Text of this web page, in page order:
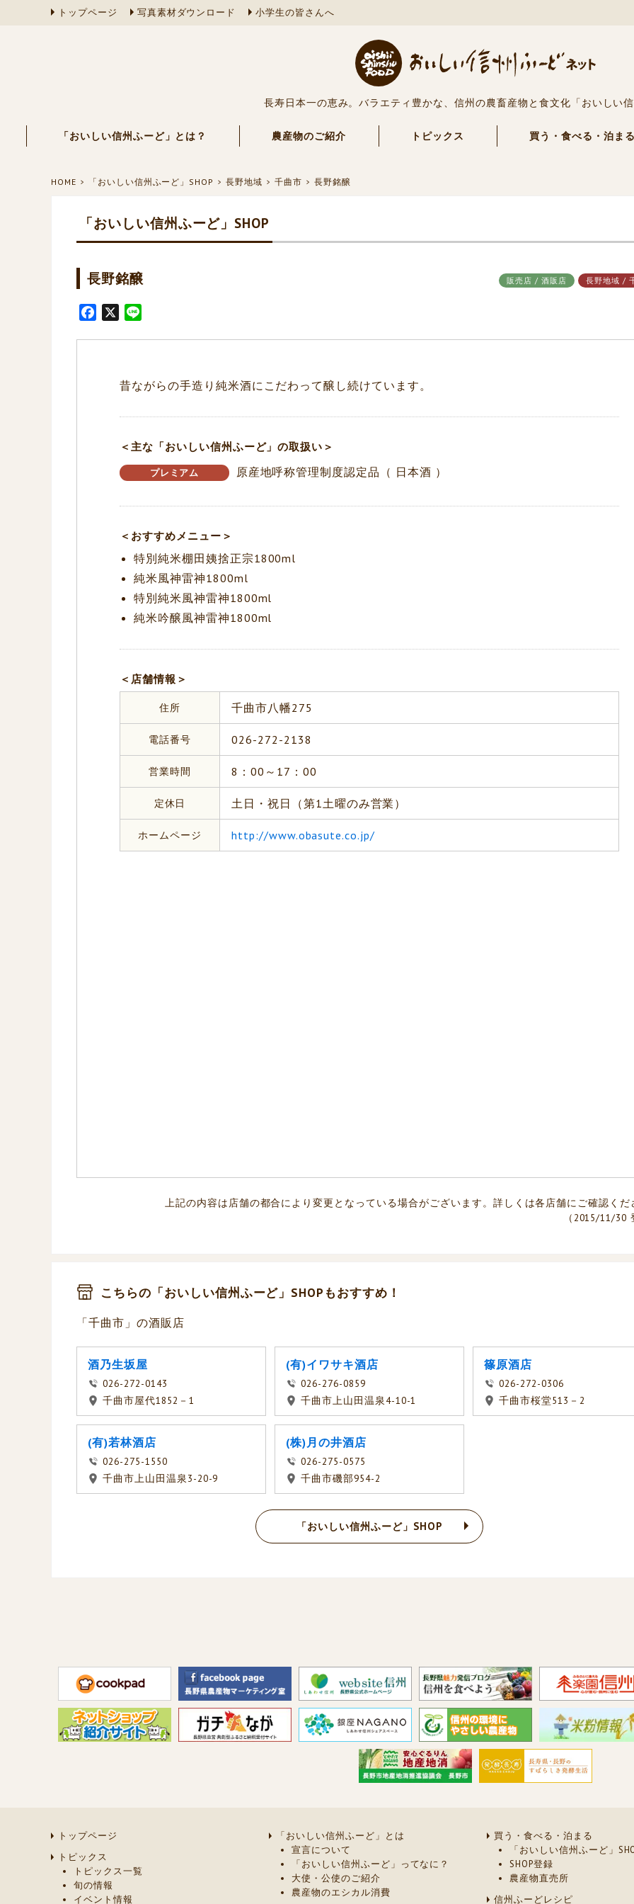
トップページ 写真素材ダウンロード 小学生の皆さんへ
長寿日本一の恵み。バラエティ豊かな、信州の農畜産物と食文化「おいしい信
「おいしい信州ふーど」とは？ 農産物のご紹介 トピックス 買う・食べる・泊まる
HOME 「おいしい信州ふーど」SHOP 長野地域 千曲市 長野銘醸
「おいしい信州ふーど」SHOP
長野銘醸 販売店 / 酒販店 長野地域 /
昔ながらの手造り純米酒にこだわって醸し続けています。
＜主な「おいしい信州ふーど」の取扱い＞
プレミアム 原産地呼称管理制度認定品（ 日本酒 ）
＜おすすめメニュー＞
特別純米棚田姨捨正宗1800ml
純米風神雷神1800ml
特別純米風神雷神1800ml
純米吟醸風神雷神1800ml
＜店舗情報＞
住所 千曲市八幡275
電話番号 026-272-2138
営業時間 8：00～17：00
定休日 土日・祝日（第1土曜のみ営業）
ホームページ http://www.obasute.co.jp/
上記の内容は店舗の都合により変更となっている場合がございます。詳しくは各店舗にご確認くだ
（2015/11/30
こちらの「おいしい信州ふーど」SHOPもおすすめ！
「千曲市」の酒販店
酒乃生坂屋
026-272-0143
千曲市屋代1852－1
(有)イワサキ酒店
026-276-0859
千曲市上山田温泉4-10-1
篠原酒店
026-272-0306
千曲市桜堂513－2
(有)若林酒店
026-275-1550
千曲市上山田温泉3-20-9
(株)月の井酒店
026-275-0575
千曲市磯部954-2
「おいしい信州ふーど」SHOP
トップページ
トピックス
トピックス一覧
旬の情報
イベント情報
「おいしい信州ふーど」とは
宣言について
「おいしい信州ふーど」ってなに？
大使・公使のご紹介
農産物のエシカル消費
買う・食べる・泊まる
「おいしい信州ふーど」
SHOP登録
農産物直売所
信州ふーどレシピ